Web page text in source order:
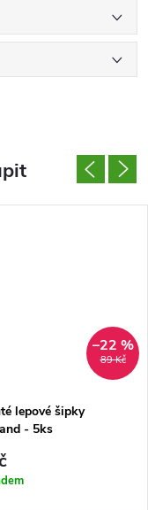
89 Kč
–22 %
lepové šipky
- 5ks